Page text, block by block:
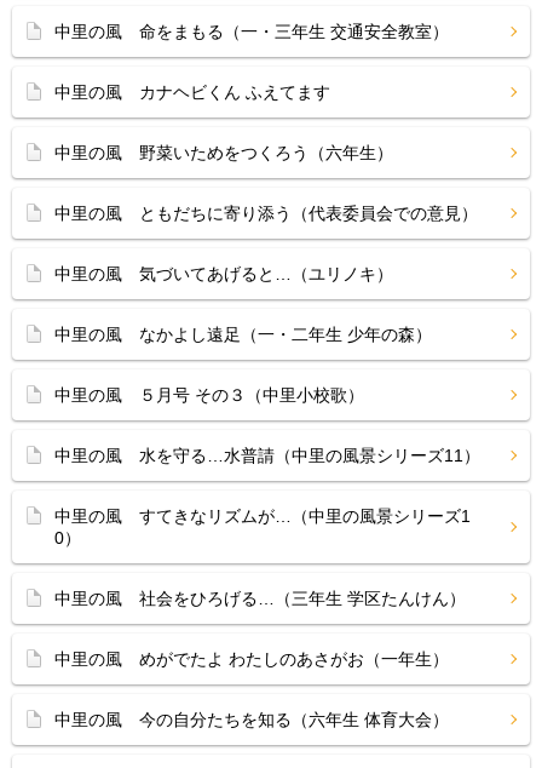
中里の風 命をまもる（一・三年生 交通安全教室）
中里の風 カナヘビくん ふえてます
中里の風 野菜いためをつくろう（六年生）
中里の風 ともだちに寄り添う（代表委員会での意見）
中里の風 気づいてあげると…（ユリノキ）
中里の風 なかよし遠足（一・二年生 少年の森）
中里の風 ５月号 その３（中里小校歌）
中里の風 水を守る…水普請（中里の風景シリーズ11）
中里の風 すてきなリズムが…（中里の風景シリーズ1
0）
中里の風 社会をひろげる…（三年生 学区たんけん）
中里の風 めがでたよ わたしのあさがお（一年生）
中里の風 今の自分たちを知る（六年生 体育大会）